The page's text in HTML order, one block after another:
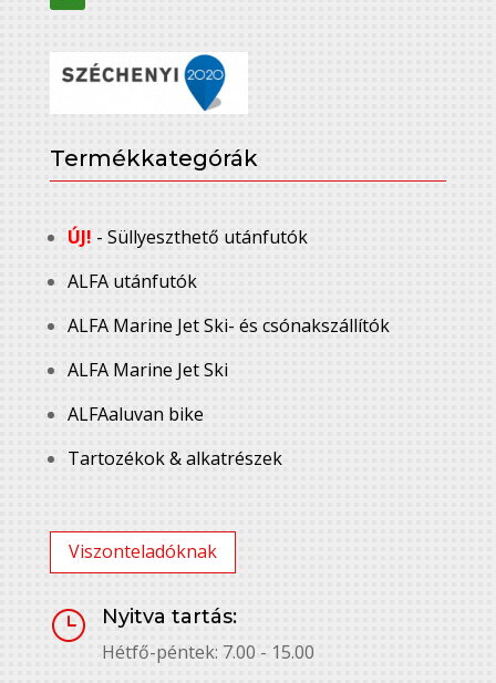
Termékkategórák
ÚJ! - Süllyeszthető utánfutók
ALFA utánfutók
ALFA Marine Jet Ski- és csónakszállítók
ALFA Marine Jet Ski
ALFAaluvan bike
Tartozékok & alkatrészek
Viszonteladóknak
}
Nyitva tartás:
Hétfő-péntek: 7.00 - 15.00